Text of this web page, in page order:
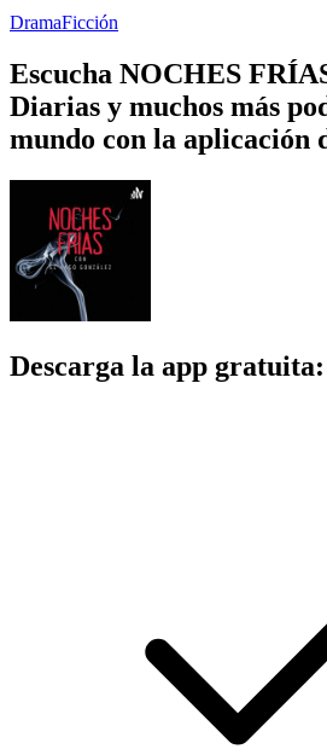
DramaFicción
Escucha NOCHES
Diarias y muchos más
mundo con la aplicación
Descarga la app